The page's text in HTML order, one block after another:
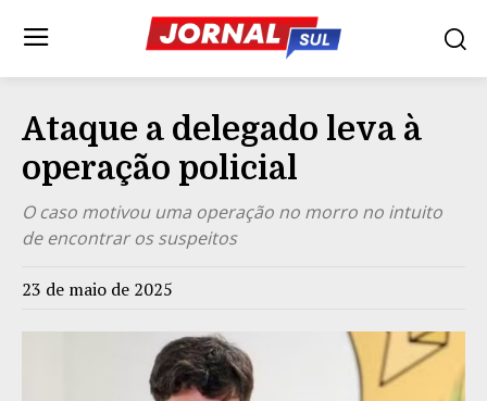
Ataque a delegado leva à
operação policial
O caso motivou uma operação no morro no intuito
de encontrar os suspeitos
23 de maio de 2025